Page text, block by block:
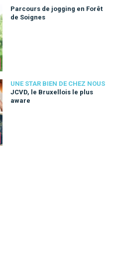
Parcours de jogging en Forêt
de Soignes
de Soignes
UNE STAR BIEN DE CHEZ NOUS
JCVD, le Bruxellois le plus
aware